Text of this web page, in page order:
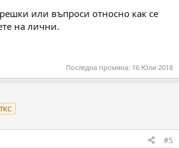
или въпроси относно как се
на лични.
Последна промяна: 16 Юли 2018
#5